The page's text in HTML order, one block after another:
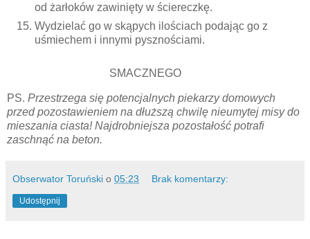
od żarłoków zawinięty w ściereczkę.
Wydzielać go w skąpych ilościach podając go z
uśmiechem i innymi pysznościami.
SMACZNEGO
PS. Przestrzega się potencjalnych piekarzy domowych
przed pozostawieniem na dłuższą chwilę nieumytej misy do
mieszania ciasta! Najdrobniejsza pozostałość potrafi
zaschnąć na beton.
Obserwator Toruński o 05:23 Brak komentarzy:
Udostępnij